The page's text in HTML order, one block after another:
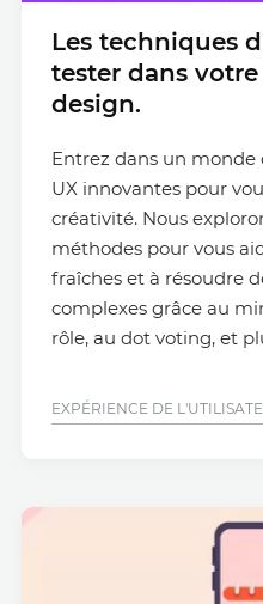
Les techniques
tester dans
design.
Entrez dans un
UX innovantes pour
créativité. Nous
méthodes pour vous
fraîches et à résoudre
complexes grâce au
rôle, au dot voting, et
EXPÉRIENCE DE